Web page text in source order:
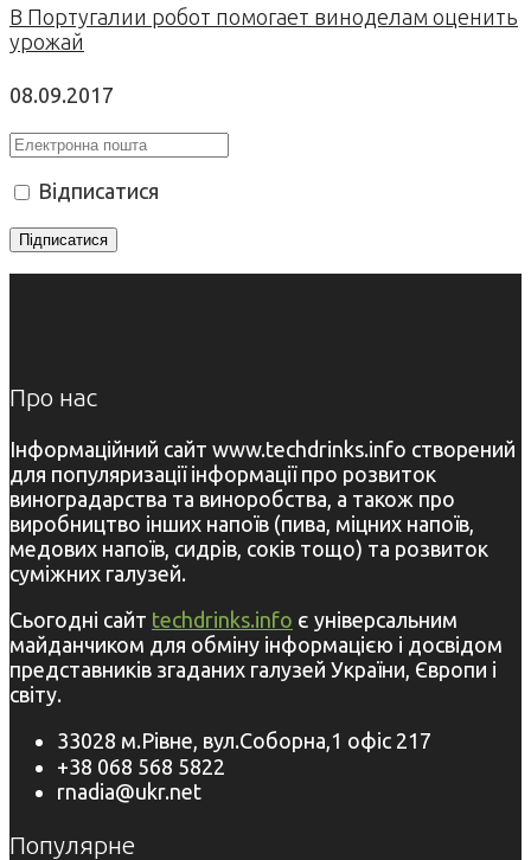
В Португалии робот помогает виноделам оценить
урожай
08.09.2017
Відписатися
Про нас
Інформаційний сайт www.techdrinks.info створений
для популяризації інформації про розвиток
виноградарства та виноробства, а також про
виробництво інших напоїв (пива, міцних напоїв,
медових напоїв, сидрів, соків тощо) та розвиток
суміжних галузей.
Сьогодні сайт techdrinks.info є універсальним
майданчиком для обміну інформацією і досвідом
представників згаданих галузей України, Європи і
світу.
33028 м.Рівне, вул.Соборна,1 офіс 217
+38 068 568 5822
rnadia@ukr.net
Популярне